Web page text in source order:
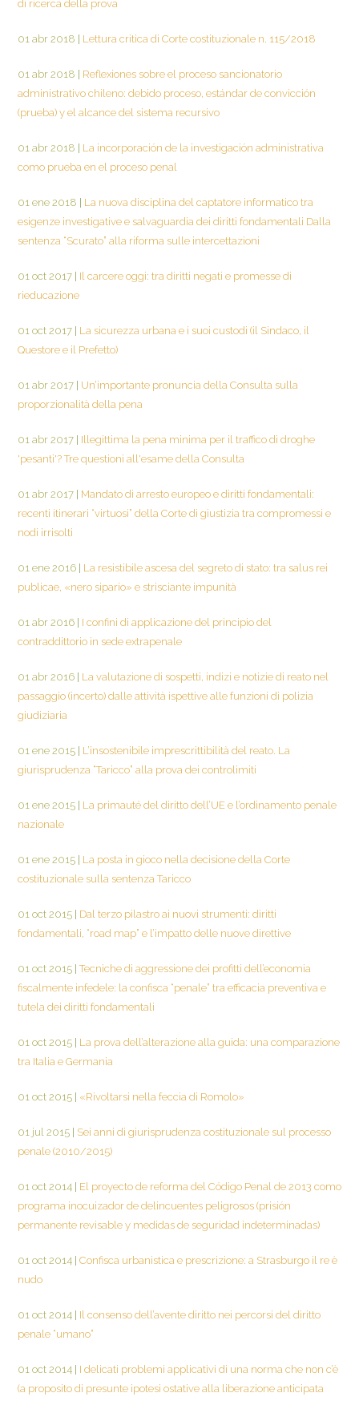
di ricerca della prova
01 abr 2018 Lettura critica di Corte costituzionale n. 115/2018
01 abr 2018
Reflexiones sobre el proceso sancionatorio
administrativo chileno: debido proceso, estándar de convicción
(prueba) y el alcance del sistema recursivo
01 abr 2018
La incorporación de la investigación administrativa
como prueba en el proceso penal
01 ene 2018
La nuova disciplina del captatore informatico tra
esigenze investigative e salvaguardia dei diritti fondamentali Dalla
sentenza “Scurato” alla riforma sulle intercettazioni
01 oct 2017
Il carcere oggi: tra diritti negati e promesse di
rieducazione
01 oct 2017
La sicurezza urbana e i suoi custodi (il Sindaco, il
Questore e il Prefetto)
01 abr 2017
Un’importante pronuncia della Consulta sulla
proporzionalità della pena
01 abr 2017
Illegittima la pena minima per il traffico di droghe
'pesanti'? Tre questioni all'esame della Consulta
01 abr 2017
Mandato di arresto europeo e diritti fondamentali:
recenti itinerari “virtuosi” della Corte di giustizia tra compromessi e
nodi irrisolti
01 ene 2016
La resistibile ascesa del segreto di stato: tra salus rei
publicae, «nero sipario» e strisciante impunità
01 abr 2016
I confini di applicazione del principio del
contraddittorio in sede extrapenale
01 abr 2016
La valutazione di sospetti, indizi e notizie di reato nel
passaggio (incerto) dalle attività ispettive alle funzioni di polizia
giudiziaria
01 ene 2015
L’insostenibile imprescrittibilità del reato. La
giurisprudenza “Taricco” alla prova dei controlimiti
01 ene 2015
La primauté del diritto dell’UE e l’ordinamento penale
nazionale
01 ene 2015
La posta in gioco nella decisione della Corte
costituzionale sulla sentenza Taricco
01 oct 2015
Dal terzo pilastro ai nuovi strumenti: diritti
fondamentali, “road map” e l’impatto delle nuove direttive
01 oct 2015 Tecniche di aggressione dei profitti dell’economia
fiscalmente infedele: la confisca “penale” tra efficacia preventiva e
tutela dei diritti fondamentali
01 oct 2015
La prova dell’alterazione alla guida: una comparazione
tra Italia e Germania
01 oct 2015 «Rivoltarsi nella feccia di Romolo»
01 jul 2015
Sei anni di giurisprudenza costituzionale sul processo
penale (2010/2015)
01 oct 2014
El proyecto de reforma del Código Penal de 2013 como
programa inocuizador de delincuentes peligrosos (prisión
permanente revisable y medidas de seguridad indeterminadas)
01 oct 2014 Confisca urbanistica e prescrizione: a Strasburgo il re è
nudo
01 oct 2014
Il consenso dell’avente diritto nei percorsi del diritto
penale “umano”
01 oct 2014
I delicati problemi applicativi di una norma che non c’è
(a proposito di presunte ipotesi ostative alla liberazione anticipata